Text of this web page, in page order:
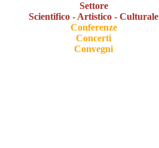
Settore
Scientifico - Artistico - Culturale
Conferenze
Concerti
Convegni